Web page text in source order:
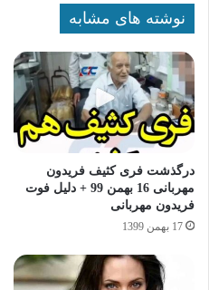
نوشته های مشابه
درگذشت فری کثیف فریدون
مهربانی 16 بهمن 99 + دلیل فوت
فریدون مهربانی
17 بهمن 1399